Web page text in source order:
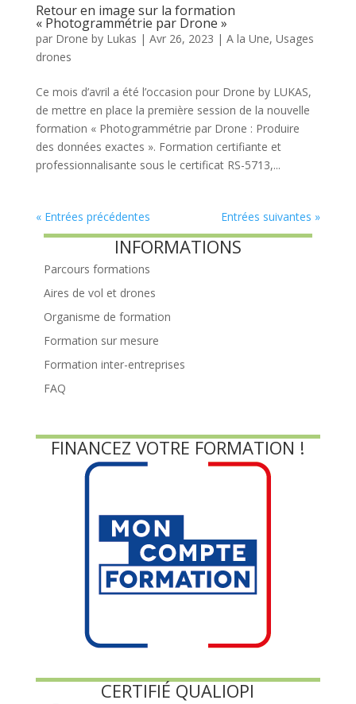
Retour en image sur la formation
« Photogrammétrie par Drone »
par Drone by Lukas | Avr 26, 2023 | A la Une, Usages
drones
Ce mois d’avril a été l’occasion pour Drone by LUKAS,
de mettre en place la première session de la nouvelle
formation « Photogrammétrie par Drone : Produire
des données exactes ». Formation certifiante et
professionnalisante sous le certificat RS-5713,...
« Entrées précédentes Entrées suivantes »
INFORMATIONS
Parcours formations
Aires de vol et drones
Organisme de formation
Formation sur mesure
Formation inter-entreprises
FAQ
FINANCEZ VOTRE FORMATION !
CERTIFIÉ QUALIOPI